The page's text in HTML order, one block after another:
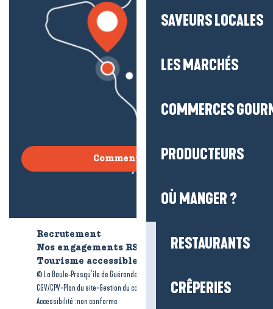
SAVEURS LOCALES
LES MARCHÉS
COMMERCES
PRODUCTEURS
OÙ MANGER ?
RESTAURANTS
CRÊPERIES
Comment venir ?
Recrutement
Nos engagements RSE
Tourisme accessible
© La Baule-Presqu’île de Guérande tourisme
CGV/CPV-Plan du site-Gestion du consentement-
Accessibilité : non conforme